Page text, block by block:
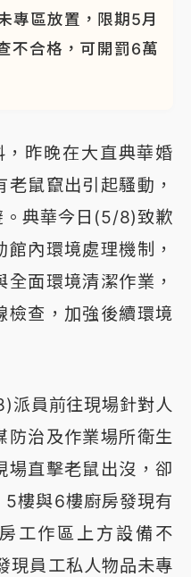
專區放置，限期5月
不合格，可開罰6萬
昨晚在大直典華婚
鼠竄出引起騷動，
。典華今日(5/8)致歉
內環境處理機制，
面環境清潔作業，
檢查，加強後續環境
派員前往現場針對人
防治及作業場所衛生
場直擊老鼠出沒，卻
5樓與6樓廚房發現有
工作區上方設備不
現員工私人物品未專